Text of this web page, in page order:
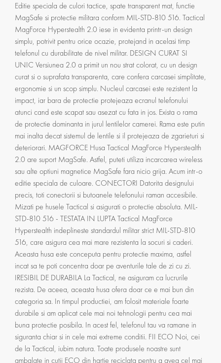
Editie speciala de culori tactice, spate transparent mat, functie
MagSafe si protectie militara conform MIL-STD-810 516. Tactical
MagForce Hyperstealth 2.0 iese in evidenta printr-un design
simplu, potrivit pentru orice ocazie, protejand in acelasi timp
telefonul cu durabilitate de nivel militar. DESIGN CURAT SI
UNIC Versiunea 2.0 a primit un nou strat colorat, cu un design
curat si o suprafata transparenta, care confera carcasei simplitate,
ergonomie si un scop simplu. Nucleul carcasei este rezistent la
impact, iar bara de protectie protejeaza ecranul telefonului
atunci cand este scapat sau asezat cu fata in jos. Exista o rama
de protectie dominanta in jurul lentilelor camerei. Rama este putin
mai inalta decat sistemul de lentile si il protejeaza de zgarieturi si
deteriorari. MAGFORCE Husa Tactical MagForce Hyperstealth
2.0 are suport MagSafe. Astfel, puteti utiliza incarcarea wireless
sau alte optiuni magnetice MagSafe fara nicio grija. Acum intr-o
editie speciala de culoare. CONECTORI Datorita designului
precis, toti conectorii si butoanele telefonului raman accesibile.
Mizati pe husele Tactical si asigurati o protectie absoluta. MIL-
STD-810 516 - TESTATA IN LUPTA Tactical MagForce
Hyperstealth indeplineste standardul militar strict MIL-STD-810
516, care asigura cea mai mare rezistenta la socuri si caderi.
Aceasta husa este conceputa pentru protectie maxima, astfel
incat sa te poti concentra doar pe aventurile tale de zi cu zi.
IRESIBIL DE DURABILA La Tactical, ne asiguram ca lucrurile
rezista. De aceea, aceasta husa ofera doar ce e mai bun din
categoria sa. In timpul productiei, am folosit materiale foarte
durabile si am aplicat cele mai noi tehnologii pentru cea mai
buna protectie posibila. In acest fel, telefonul tau va ramane in
siguranta chiar si in cele mai extreme conditii. FII ECO Noi, cei
de la Tactical, iubim natura. Toate produsele noastre sunt
ambalate in cutii ECO din hartie reciclata pentru a avea cel mai